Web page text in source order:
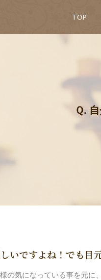
TOP
Ｑ.
いですよね！でも目
の気になっている事を元